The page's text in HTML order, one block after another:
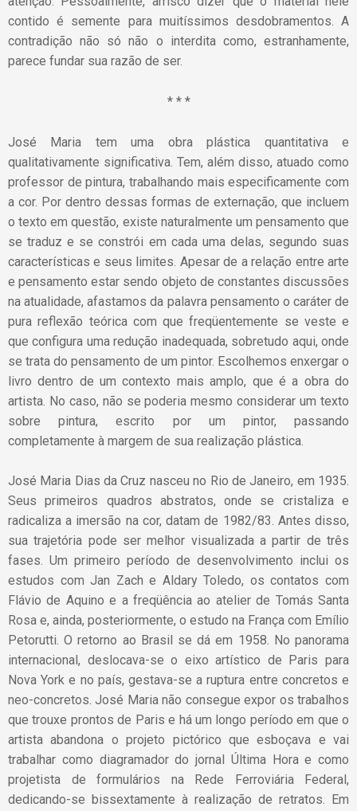
contido é semente para muitíssimos desdobramentos. A
contradição não só não o interdita como, estranhamente,
parece fundar sua razão de ser.
* * *
José Maria tem uma obra plástica quantitativa e
qualitativamente significativa. Tem, além disso, atuado como
professor de pintura, trabalhando mais especificamente com
a cor. Por dentro dessas formas de externação, que incluem
o texto em questão, existe naturalmente um pensamento que
se traduz e se constrói em cada uma delas, segundo suas
características e seus limites. Apesar de a relação entre arte
e pensamento estar sendo objeto de constantes discussões
na atualidade, afastamos da palavra pensamento o caráter de
pura reflexão teórica com que freqüentemente se veste e
que configura uma redução inadequada, sobretudo aqui, onde
se trata do pensamento de um pintor. Escolhemos enxergar o
livro dentro de um contexto mais amplo, que é a obra do
artista. No caso, não se poderia mesmo considerar um texto
sobre pintura, escrito por um pintor, passando
completamente à margem de sua realização plástica.
José Maria Dias da Cruz nasceu no Rio de Janeiro, em 1935.
Seus primeiros quadros abstratos, onde se cristaliza e
radicaliza a imersão na cor, datam de 1982/83. Antes disso,
sua trajetória pode ser melhor visualizada a partir de três
fases. Um primeiro período de desenvolvimento inclui os
estudos com Jan Zach e Aldary Toledo, os contatos com
Flávio de Aquino e a freqüência ao atelier de Tomás Santa
Rosa e, ainda, posteriormente, o estudo na França com Emílio
Petorutti. O retorno ao Brasil se dá em 1958. No panorama
internacional, deslocava-se o eixo artístico de Paris para
Nova York e no país, gestava-se a ruptura entre concretos e
neo-concretos. José Maria não consegue expor os trabalhos
que trouxe prontos de Paris e há um longo período em que o
artista abandona o projeto pictórico que esboçava e vai
trabalhar como diagramador do jornal Última Hora e como
projetista de formulários na Rede Ferroviária Federal,
dedicando-se bissextamente à realização de retratos. Em